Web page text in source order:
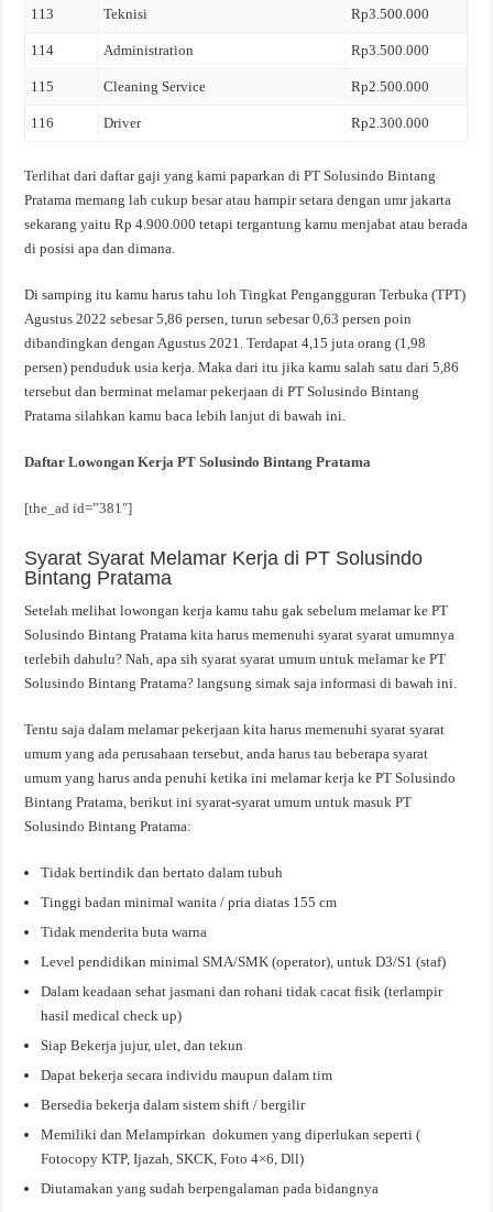
113 Teknisi Rp3.500.000
114 Administration Rp3.500.000
115 Cleaning Service Rp2.500.000
116 Driver Rp2.300.000
Terlihat dari daftar gaji yang kami paparkan di PT Solusindo Bintang
Pratama memang lah cukup besar atau hampir setara dengan umr jakarta
sekarang yaitu Rp 4.900.000 tetapi tergantung kamu menjabat atau berada
di posisi apa dan dimana.
Di samping itu kamu harus tahu loh Tingkat Pengangguran Terbuka (TPT)
Agustus 2022 sebesar 5,86 persen, turun sebesar 0,63 persen poin
dibandingkan dengan Agustus 2021. Terdapat 4,15 juta orang (1,98
persen) penduduk usia kerja. Maka dari itu jika kamu salah satu dari 5,86
tersebut dan berminat melamar pekerjaan di PT Solusindo Bintang
Pratama silahkan kamu baca lebih lanjut di bawah ini.
Daftar Lowongan Kerja PT Solusindo Bintang Pratama
[the_ad id=”381″]
Syarat Syarat Melamar Kerja di PT Solusindo
Bintang Pratama
Setelah melihat lowongan kerja kamu tahu gak sebelum melamar ke PT
Solusindo Bintang Pratama kita harus memenuhi syarat syarat umumnya
terlebih dahulu? Nah, apa sih syarat syarat umum untuk melamar ke PT
Solusindo Bintang Pratama? langsung simak saja informasi di bawah ini.
Tentu saja dalam melamar pekerjaan kita harus memenuhi syarat syarat
umum yang ada perusahaan tersebut, anda harus tau beberapa syarat
umum yang harus anda penuhi ketika ini melamar kerja ke PT Solusindo
Bintang Pratama, berikut ini syarat-syarat umum untuk masuk PT
Solusindo Bintang Pratama:
Tidak bertindik dan bertato dalam tubuh
Tinggi badan minimal wanita / pria diatas 155 cm
Tidak menderita buta warna
Level pendidikan minimal SMA/SMK (operator), untuk D3/S1 (staf)
Dalam keadaan sehat jasmani dan rohani tidak cacat fisik (terlampir
hasil medical check up)
Siap Bekerja jujur, ulet, dan tekun
Dapat bekerja secara individu maupun dalam tim
Bersedia bekerja dalam sistem shift / bergilir
Memiliki dan Melampirkan dokumen yang diperlukan seperti (
Fotocopy KTP, Ijazah, SKCK, Foto 4×6, Dll)
Diutamakan yang sudah berpengalaman pada bidangnya